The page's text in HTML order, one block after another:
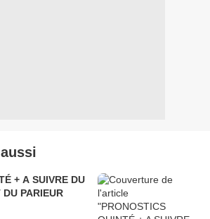
+ A SUIVRE DU
PARIEUR